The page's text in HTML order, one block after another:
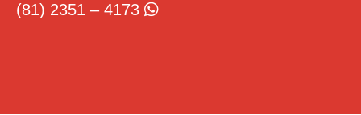
(81) 2351 – 4173